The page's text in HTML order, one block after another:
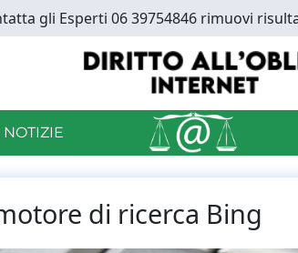
gli Esperti 06 39754846 rimuovi
di ricerca Bing